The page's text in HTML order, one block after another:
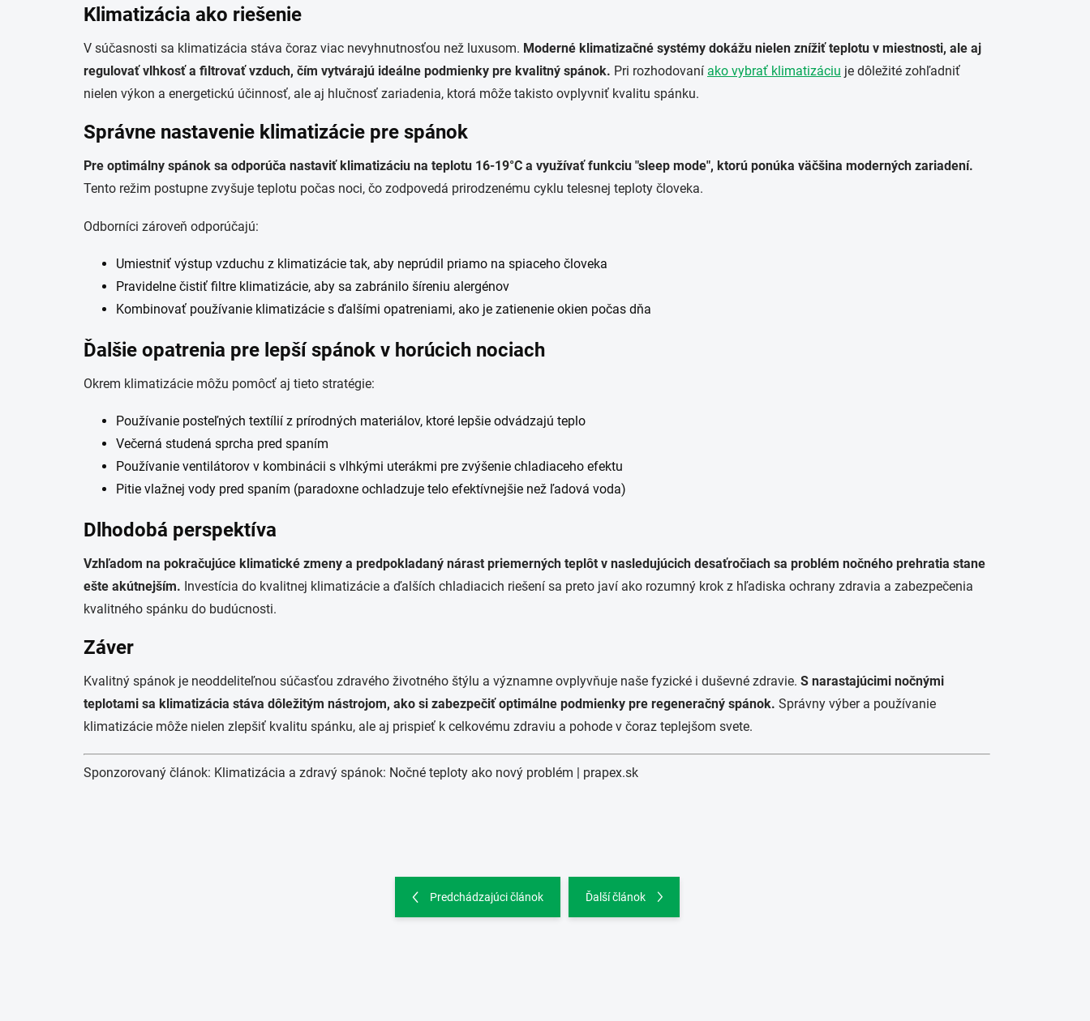
Klimatizácia ako riešenie
V súčasnosti sa klimatizácia stáva čoraz viac nevyhnutnosťou než luxusom. Moderné klimatizačné systémy dokážu nielen znížiť teplotu v miestnosti, ale aj
regulovať vlhkosť a filtrovať vzduch, čím vytvárajú ideálne podmienky pre kvalitný spánok. Pri rozhodovaní ako vybrať klimatizáciu je dôležité zohľadniť
nielen výkon a energetickú účinnosť, ale aj hlučnosť zariadenia, ktorá môže takisto ovplyvniť kvalitu spánku.
Správne nastavenie klimatizácie pre spánok
Pre optimálny spánok sa odporúča nastaviť klimatizáciu na teplotu 16-19°C a využívať funkciu "sleep mode", ktorú ponúka väčšina moderných zariadení.
Tento režim postupne zvyšuje teplotu počas noci, čo zodpovedá prirodzenému cyklu telesnej teploty človeka.
Odborníci zároveň odporúčajú:
Umiestniť výstup vzduchu z klimatizácie tak, aby neprúdil priamo na spiaceho človeka
Pravidelne čistiť filtre klimatizácie, aby sa zabránilo šíreniu alergénov
Kombinovať používanie klimatizácie s ďalšími opatreniami, ako je zatienenie okien počas dňa
Ďalšie opatrenia pre lepší spánok v horúcich nociach
Okrem klimatizácie môžu pomôcť aj tieto stratégie:
Používanie posteľných textílií z prírodných materiálov, ktoré lepšie odvádzajú teplo
Večerná studená sprcha pred spaním
Používanie ventilátorov v kombinácii s vlhkými uterákmi pre zvýšenie chladiaceho efektu
Pitie vlažnej vody pred spaním (paradoxne ochladzuje telo efektívnejšie než ľadová voda)
Dlhodobá perspektíva
Vzhľadom na pokračujúce klimatické zmeny a predpokladaný nárast priemerných teplôt v nasledujúcich desaťročiach sa problém nočného prehratia stane
ešte akútnejším. Investícia do kvalitnej klimatizácie a ďalších chladiacich riešení sa preto javí ako rozumný krok z hľadiska ochrany zdravia a zabezpečenia
kvalitného spánku do budúcnosti.
Záver
Kvalitný spánok je neoddeliteľnou súčasťou zdravého životného štýlu a významne ovplyvňuje naše fyzické i duševné zdravie. S narastajúcimi nočnými
teplotami sa klimatizácia stáva dôležitým nástrojom, ako si zabezpečiť optimálne podmienky pre regeneračný spánok. Správny výber a používanie
klimatizácie môže nielen zlepšiť kvalitu spánku, ale aj prispieť k celkovému zdraviu a pohode v čoraz teplejšom svete.
Sponzorovaný článok: Klimatizácia a zdravý spánok: Nočné teploty ako nový problém | prapex.sk
Predchádzajúci článok Ďalší článok